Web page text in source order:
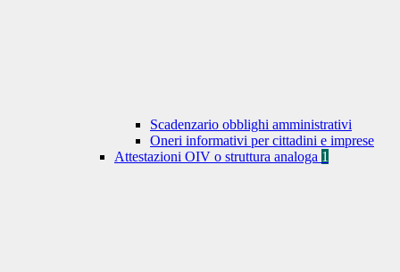
Scadenzario obblighi amministrativi
Oneri informativi per cittadini e imprese
Attestazioni OIV o struttura analoga 1